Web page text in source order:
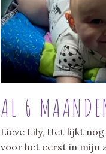
AL 6
Lieve Lily, Het lijkt
voor het eerst in mijn